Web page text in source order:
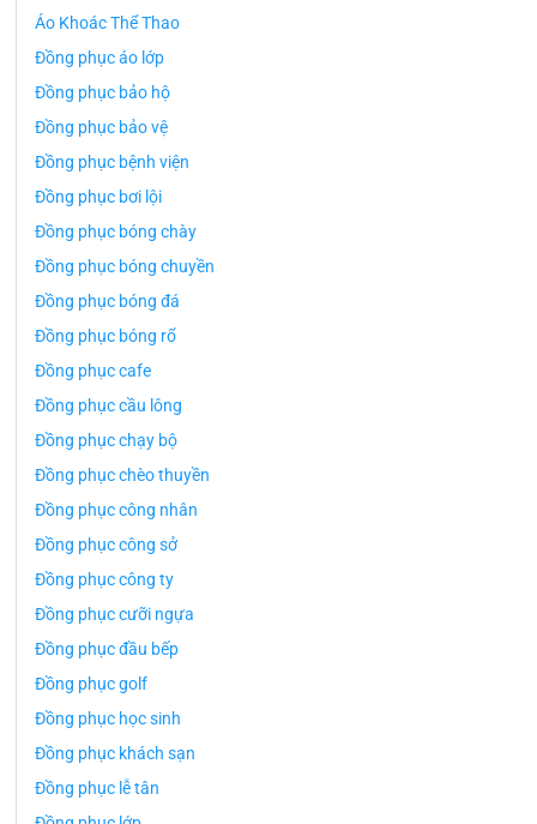
Áo Khoác Thể Thao
Đồng phục áo lớp
Đồng phục bảo hộ
Đồng phục bảo vệ
Đồng phục bệnh viện
Đồng phục bơi lội
Đồng phục bóng chày
Đồng phục bóng chuyền
Đồng phục bóng đá
Đồng phục bóng rổ
Đồng phục cafe
Đồng phục cầu lông
Đồng phục chạy bộ
Đồng phục chèo thuyền
Đồng phục công nhân
Đồng phục công sở
Đồng phục công ty
Đồng phục cưỡi ngựa
Đồng phục đầu bếp
Đồng phục golf
Đồng phục học sinh
Đồng phục khách sạn
Đồng phục lễ tân